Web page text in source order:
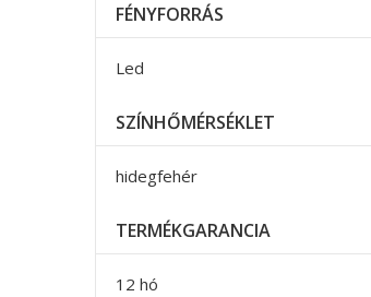
FÉNYFORRÁS
Led
SZÍNHŐMÉRSÉKLET
hidegfehér
TERMÉKGARANCIA
12 hó